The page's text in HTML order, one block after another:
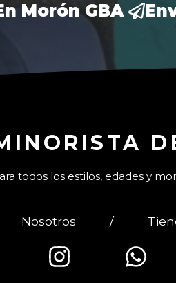
Morón GBA
todos los estilos, edades y
Nosotros /